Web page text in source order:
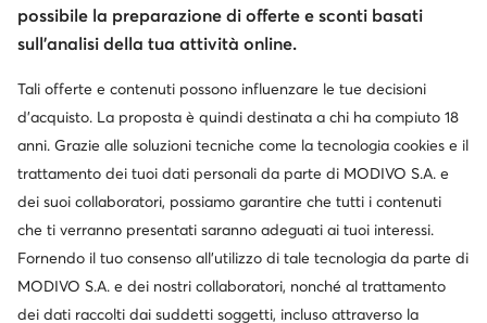
Cambia paese: Italia (IT)
© escarpe.it 2026
Termini e condizioni
Modifica impostazioni
Informativa sulla privacy
Protezione dei dati
possibile la preparazione di offerte e sconti basati
sull’analisi della tua attività online.
Tali offerte e contenuti possono influenzare le tue decisioni
d’acquisto. La proposta è quindi destinata a chi ha compiuto 18
anni. Grazie alle soluzioni tecniche come la tecnologia cookies e il
trattamento dei tuoi dati personali da parte di MODIVO S.A. e
dei suoi collaboratori, possiamo garantire che tutti i contenuti
che ti verranno presentati saranno adeguati ai tuoi interessi.
Fornendo il tuo consenso all’utilizzo di tale tecnologia da parte di
MODIVO S.A. e dei nostri collaboratori, nonché al trattamento
dei dati raccolti dai suddetti soggetti, incluso attraverso la